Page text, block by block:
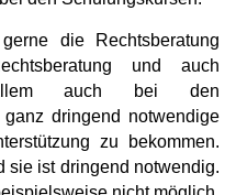
die Rechtsberatung
und auch
allem auch bei den
dringend notwendige
zu bekommen.
sie ist dringend notwendig.